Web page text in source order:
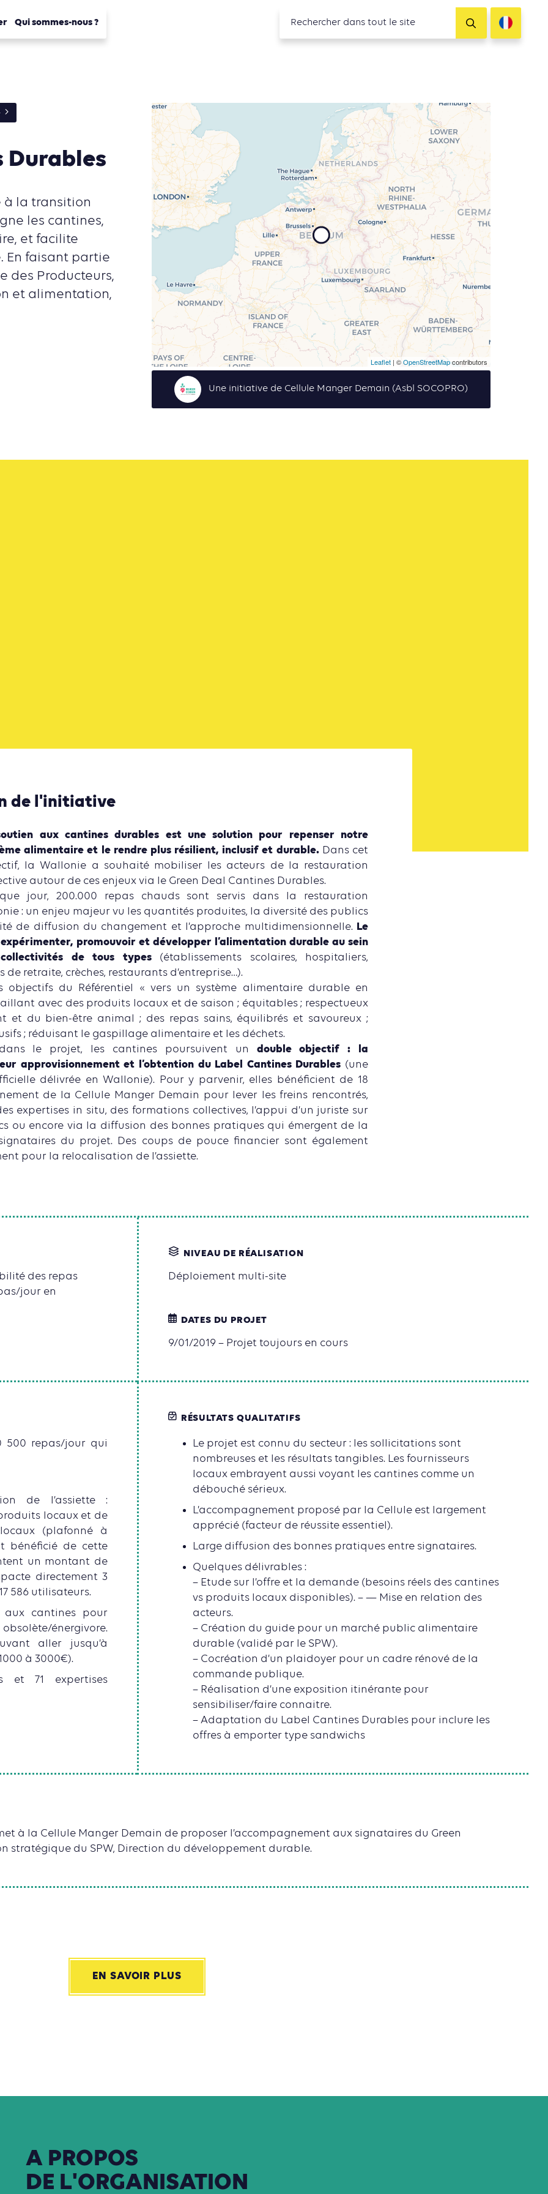
Qui sommes-nous ?
Durables
à la transition
les cantines,
et facilite
En faisant partie
des Producteurs,
et alimentation,
Leaflet | ©OpenStreetMapcontributors
Une initiative de Cellule Manger Demain (Asbl SOCOPRO)
de l'initiative
aux cantines durables est une solution pour repenser notre
alimentaire et le rendre plus résilient, inclusif et durable.Dans cet
la Wallonie a souhaité mobiliser les acteurs de la restauration
autour de ces enjeux via le Green Deal Cantines Durables.
jour, 200.000 repas chauds sont servis dans la restauration
: un enjeu majeur vu les quantités produites, la diversité des publics
de diffusion du changement et l’approche multidimensionnelle. Le
promouvoir et développer l’alimentation durable au sein
de tous types(établissements scolaires, hospitaliers,
de retraite, crèches, restaurants d’entreprise…).
objectifs du Référentiel « vers un système alimentaire durable en
avec des produits locaux et de saison ; équitables ; respectueux
et du bien-être animal ; des repas sains, équilibrés et savoureux ;
; réduisant le gaspillage alimentaire et les déchets.
dans le projet, les cantines poursuivent un double objectif : la
approvisionnement et l’obtention du Label Cantines Durables (une
délivrée en Wallonie). Pour y parvenir, elles bénéficient de 18
de la Cellule Manger Demain pour lever les freins rencontrés,
expertises in situ, des formations collectives, l’appui d’un juriste sur
ou encore via la diffusion des bonnes pratiques qui émergent de la
du projet. Des coups de pouce financier sont également
pour la relocalisation de l’assiette.
des repas
jour en
NIVEAU DE RÉALISATION
Déploiement multi-site
DATES DU PROJET
9/01/2019 – Projet toujours en cours
500 repas/jour qui
de l’assiette :
locaux et de
(plafonné à
bénéficié de cette
un montant de
directement 3
586 utilisateurs.
aux cantines pour
énergivore.
aller jusqu’à
à 3000€).
et 71 expertises
RÉSULTATS QUALITATIFS
Le projet est connu du secteur : les sollicitations sont
nombreuses et les résultats tangibles. Les fournisseurs
locaux embrayent aussi voyant les cantines comme un
débouché sérieux.
L’accompagnement proposé par la Cellule est largement
apprécié (facteur de réussite essentiel).
Large diffusion des bonnes pratiques entre signataires.
Quelques délivrables :
– Etude sur l’offre et la demande (besoins réels des cantines
vs produits locaux disponibles). – — Mise en relation des
acteurs.
– Création du guide pour un marché public alimentaire
durable (validé par le SPW).
– Cocréation d’un plaidoyer pour un cadre rénové de la
commande publique.
– Réalisation d’une exposition itinérante pour
sensibiliser/faire connaitre.
– Adaptation du Label Cantines Durables pour inclure les
offres à emporter type sandwichs
à la Cellule Manger Demain de proposer l’accompagnement aux signataires du Green
stratégique du SPW, Direction du développement durable.
EN SAVOIR PLUS
A PROPOS
DE L'ORGANISATION